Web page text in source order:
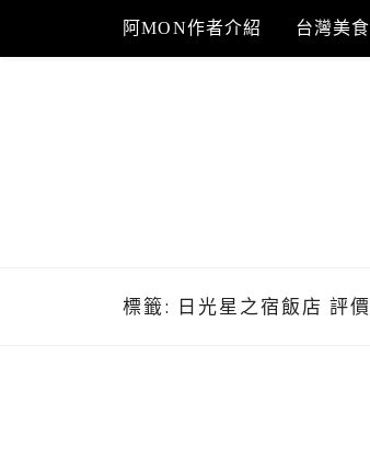
content
阿MON作者介紹 台灣美食
標籤: 日光星之宿飯店 評價